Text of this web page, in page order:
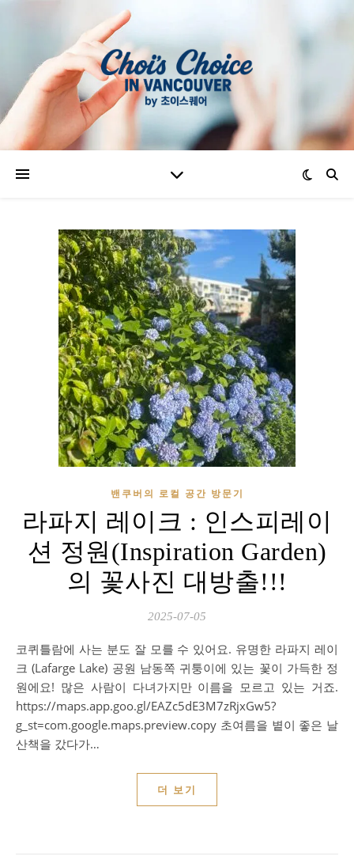
밴쿠버의 로컬 공간 방문기
라파지 레이크 : 인스피레이
션 정원(Inspiration Garden)
의 꽃사진 대방출!!!
2025-07-05
코퀴틀람에 사는 분도 잘 모를 수 있어요. 유명한 라파지 레이
크 (Lafarge Lake) 공원 남동쪽 귀퉁이에 있는 꽃이 가득한 정
원에요! 많은 사람이 다녀가지만 이름을 모르고 있는 거죠.
https://maps.app.goo.gl/EAZc5dE3M7zRjxGw5?
g_st=com.google.maps.preview.copy 초여름을 볕이 좋은 날
산책을 갔다가…
더 보기